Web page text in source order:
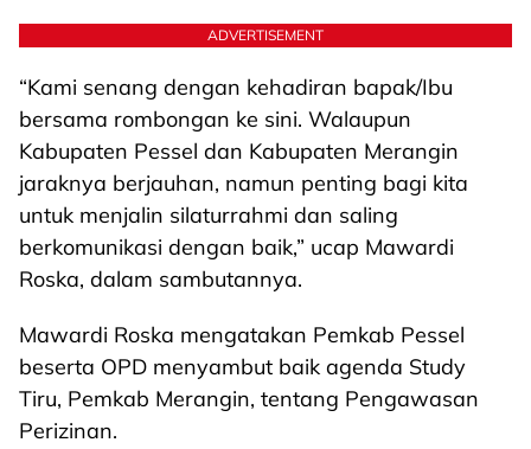
ADVERTISEMENT
“Kami senang dengan kehadiran bapak/Ibu
bersama rombongan ke sini. Walaupun
Kabupaten Pessel dan Kabupaten Merangin
jaraknya berjauhan, namun penting bagi kita
untuk menjalin silaturrahmi dan saling
berkomunikasi dengan baik,” ucap Mawardi
Roska, dalam sambutannya.
Mawardi Roska mengatakan Pemkab Pessel
beserta OPD menyambut baik agenda Study
Tiru, Pemkab Merangin, tentang Pengawasan
Perizinan.